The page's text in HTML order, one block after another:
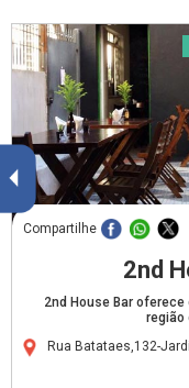
Compartilhe
2nd
2nd House Bar
região
Rua Batataes,132-